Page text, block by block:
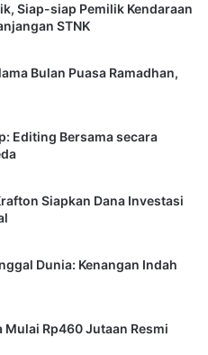
Siap-siap Pemilik Kendaraan
STNK
Bulan Puasa Ramadhan,
Editing Bersama secara
Siapkan Dana Investasi
Dunia: Kenangan Indah
Mulai Rp460 Jutaan Resmi